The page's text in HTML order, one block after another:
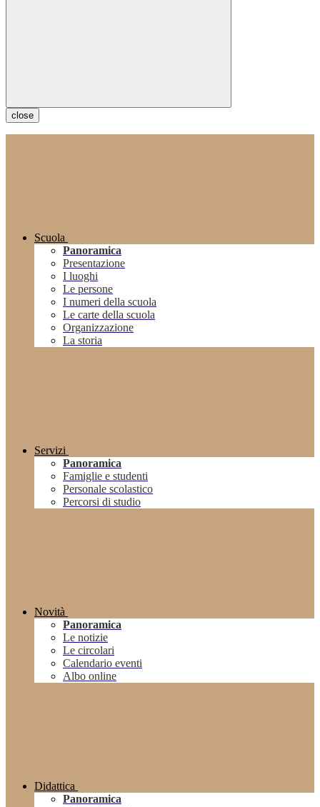
close
Scuola
Panoramica
Presentazione
I luoghi
Le persone
I numeri della scuola
Le carte della scuola
Organizzazione
La storia
Servizi
Panoramica
Famiglie e studenti
Personale scolastico
Percorsi di studio
Novità
Panoramica
Le notizie
Le circolari
Calendario eventi
Albo online
Didattica
Panoramica